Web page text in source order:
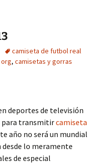
camiseta de futbol real
, camisetas y gorras
deportes de televisión
para transmitircamiseta
año no será un mundial
desde lo meramente
de especial